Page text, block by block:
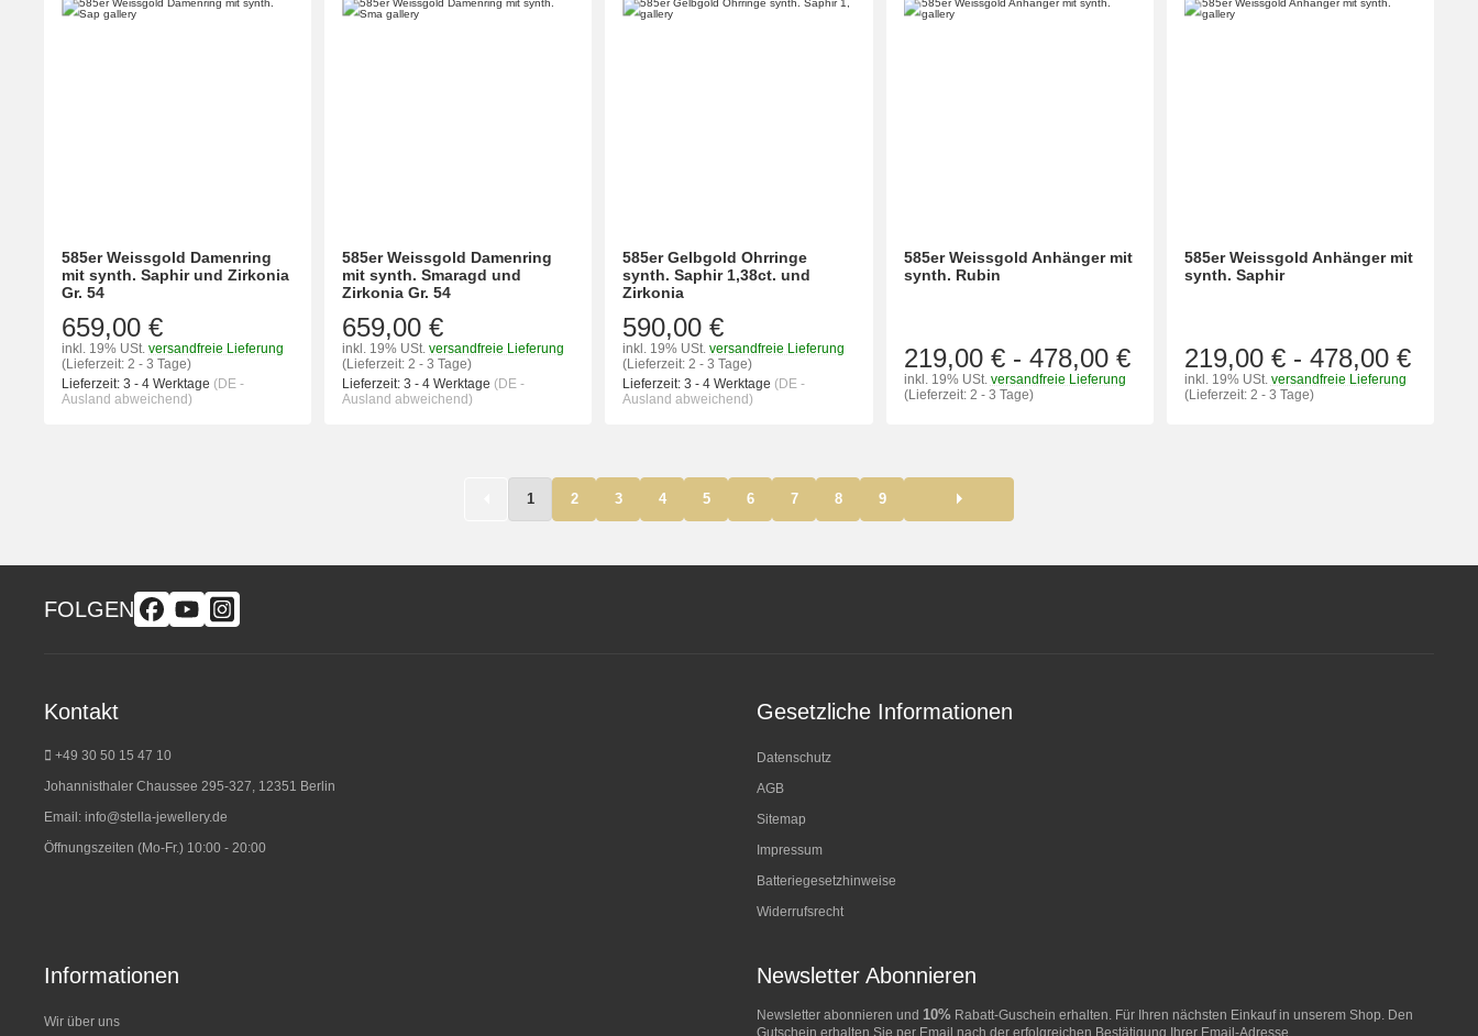
585er Weissgold Damenring
mit synth. Saphir und Zirkonia
Gr. 54
659,00 €
inkl. 19% USt. versandfreie Lieferung
(Lieferzeit: 2 - 3 Tage)
Lieferzeit: 3 - 4 Werktage (DE -
Ausland abweichend)
585er Weissgold Damenring
mit synth. Smaragd und
Zirkonia Gr. 54
659,00 €
inkl. 19% USt. versandfreie Lieferung
(Lieferzeit: 2 - 3 Tage)
Lieferzeit: 3 - 4 Werktage (DE -
Ausland abweichend)
585er Gelbgold Ohrringe
synth. Saphir 1,38ct. und
Zirkonia
590,00 €
inkl. 19% USt. versandfreie Lieferung
(Lieferzeit: 2 - 3 Tage)
Lieferzeit: 3 - 4 Werktage (DE -
Ausland abweichend)
585er Weissgold Anhänger mit
synth. Rubin
219,00 €- 478,00 €
inkl. 19% USt. versandfreie Lieferung
(Lieferzeit: 2 - 3 Tage)
585er Weissgold Anhänger mit
synth. Saphir
219,00 €- 478,00 €
inkl. 19% USt. versandfreie Lieferung
(Lieferzeit: 2 - 3 Tage)
1 2 3 4 5 6 7 8 9
FOLGEN
Kontakt
+49 30 50 15 47 10
Johannisthaler Chaussee 295-327, 12351 Berlin
Email: info@stella-jewellery.de
Öffnungszeiten (Mo-Fr.) 10:00 - 20:00
Gesetzliche Informationen
Datenschutz
AGB
Sitemap
Impressum
Batteriegesetzhinweise
Widerrufsrecht
Informationen
Wir über uns
Newsletter Abonnieren
Newsletter abonnieren und 10% Rabatt-Guschein erhalten. Für Ihren nächsten Einkauf in unserem Shop. Den
Gutschein erhalten Sie per Email nach der erfolgreichen Bestätigung Ihrer Email-Adresse.